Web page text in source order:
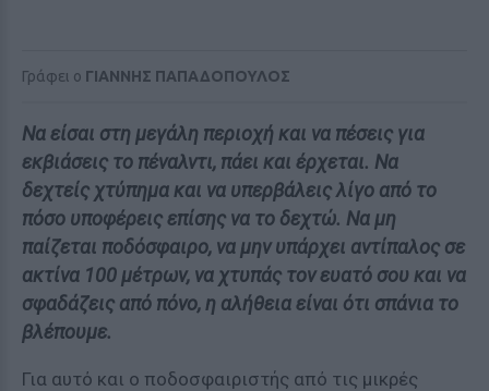
Γράφει ο ΓΙΑΝΝΗΣ ΠΑΠΑΔΟΠΟΥΛΟΣ
Να είσαι στη μεγάλη περιοχή και να πέσεις για
εκβιάσεις το πέναλντι, πάει και έρχεται. Να
δεχτείς χτύπημα και να υπερβάλεις λίγο από το
πόσο υποφέρεις επίσης να το δεχτώ. Να μη
παίζεται ποδόσφαιρο, να μην υπάρχει αντίπαλος σε
ακτίνα 100 μέτρων, να χτυπάς τον ευατό σου και να
σφαδάζεις από πόνο, η αλήθεια είναι ότι σπάνια το
βλέπουμε.
Για αυτό και ο ποδοσφαιριστής από τις μικρές